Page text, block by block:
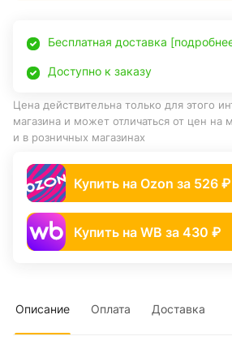
Бесплатная доставка
Доступно к заказу
Цена действительна только для этого
магазина и может отличаться от цен на
и в розничных магазинах
Купить на Ozon за 526 ₽
Купить на WB за 430 ₽
Описание Оплата Доставка